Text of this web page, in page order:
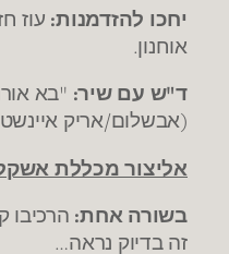
יחכו להזדמנות: עוז
אוחנון.
ד"ש עם שיר: "בא
(אבשלום/אריק
אליצור מכללת
בשורה אחת: הרכיבו
זה בדיוק נראה…